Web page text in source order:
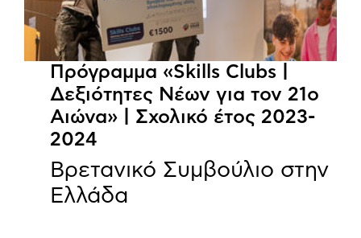
Πρόγραμμα «Skills Clubs |
Δεξιότητες Νέων για τον 21ο
Αιώνα» | Σχολικό έτος 2023-
2024
Βρετανικό Συμβούλιο στην
Ελλάδα